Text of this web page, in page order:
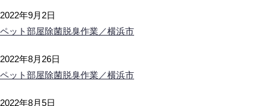
2022年9月2日
ペット部屋除菌脱臭作業／横浜市
2022年8月26日
ペット部屋除菌脱臭作業／横浜市
2022年8月5日